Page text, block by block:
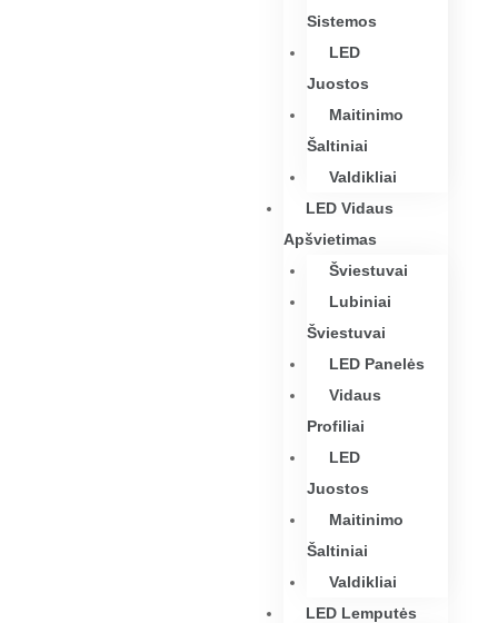
Sistemos
LED
Juostos
Maitinimo
Šaltiniai
Valdikliai
LED Vidaus
Apšvietimas
Šviestuvai
Lubiniai
Šviestuvai
LED Panelės
Vidaus
Profiliai
LED
Juostos
Maitinimo
Šaltiniai
Valdikliai
LED Lemputės